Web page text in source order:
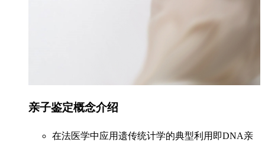
亲子鉴定概念介绍
在法医学中应用遗传统计学的典型利用即DNA亲